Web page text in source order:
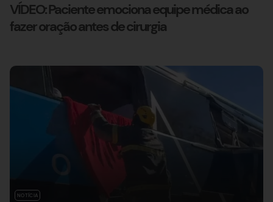
VÍDEO: Paciente emociona equipe médica ao
fazer oração antes de cirurgia
NOTÍCIA